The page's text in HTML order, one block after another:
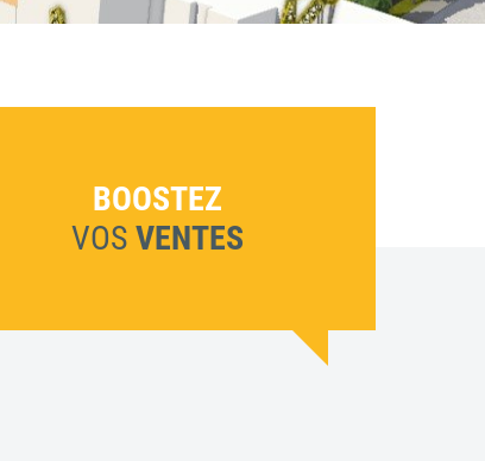
BOOSTEZ
VOSVENTES